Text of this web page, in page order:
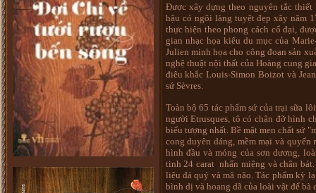
Được xây dựng theo nguyên tắc
hậu có ngôi làng tuyệt đẹp xây năm
thực hiện theo phong cách cổ đại,
gian nhạc họa kiểu du mục của
Julien minh họa cho công đoạn sản
nghệ thuật nội thất của Hoàng cung
điêu khắc Louis-Simon Boizot và
sứ Sèvres.
Toàn bộ 65 tác phẩm sứ của trại sữa
người Etrusques, tô có chân đỡ hình
biểu tượng nhất. Bề mặt men chất sứ
cong duyên dáng, mềm mại và quyến
hình đầu và móng của sơn dương,
tinh 24 carat nhấn miệng và chân
liệu đá quý và mã não. Tác phẩm kỳ
bình dị và hoang dã của loài vật để